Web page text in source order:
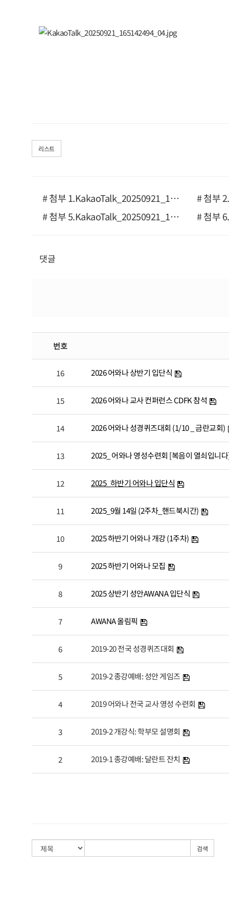
리스트
# 첨부 1.KakaoTalk_20250921_150200277_01.jpg
# 첨부 5.KakaoTalk_20250921_165142494_02.jpg
댓글
번호
16 2026 어와나 상반기 입단식
15 2026 어와나 교사 컨퍼런스 CDFK 참석
14 2026 어와나 성경퀴즈대회 (1/10 _ 금란교회)
13 2025_ 어와나 영성수련회 [복음이 열쇠입니
12 2025_하반기 어와나 입단식
11 2025_9월 14일 (2주차_핸드북시간)
10 2025 하반기 어와나 개강 (1주차)
9 2025 하반기 어와나 모집
8 2025 상반기 성안AWANA 입단식
7 AWANA 올림픽
6 2019-20 전국 성경퀴즈대회
5 2019-2 종강예배: 성안 게임즈
4 2019 어와나 전국 교사 영성 수련회
3 2019-2 개강식: 학부모 설명회
2 2019-1 종강예배: 달란트 잔치
검색